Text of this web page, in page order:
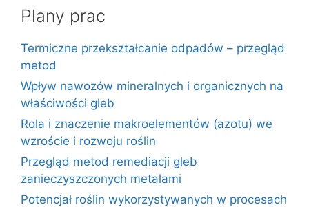
Plany prac
Termiczne przekształcanie odpadów – przegląd
metod
Wpływ nawozów mineralnych i organicznych na
właściwości gleb
Rola i znaczenie makroelementów (azotu) we
wzroście i rozwoju roślin
Przegląd metod remediacji gleb
zanieczyszczonych metalami
Potencjał roślin wykorzystywanych w procesach